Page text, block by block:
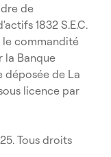
de
1832 S.E.C.
commandité
la Banque
déposée de La
licence par
Tous droits